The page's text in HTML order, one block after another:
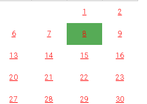
1
2
6 7 8 9
13 14 15 16
20 21 22 23
27 28 29 30